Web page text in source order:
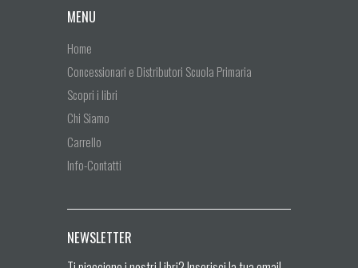
MENU
Home
Concessionari e Distributori Scuola Primaria
Scopri i libri
Chi Siamo
Carrello
Info-Contatti
NEWSLETTER